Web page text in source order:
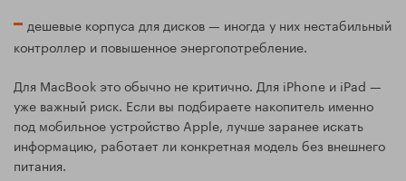
дешевые корпуса для дисков — иногда у них нестабильный
контроллер и повышенное энергопотребление.
Для MacBook это обычно не критично. Для iPhone и iPad —
уже важный риск. Если вы подбираете накопитель именно
под мобильное устройство Apple, лучше заранее искать
информацию, работает ли конкретная модель без внешнего
питания.